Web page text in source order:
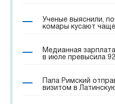
Ученые выяснили,
комары кусают
Медианная
в июле превысила
Папа Римский
визитом в